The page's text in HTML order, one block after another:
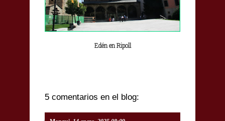
Edén en Ripoll
5 comentarios en el blog: